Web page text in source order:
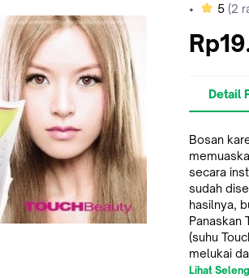
• 5 (2
Detail
Bosan
secara
sudah
hasilnya, bulu
Panaskan
(suhu
melukai
Touch
Lihat